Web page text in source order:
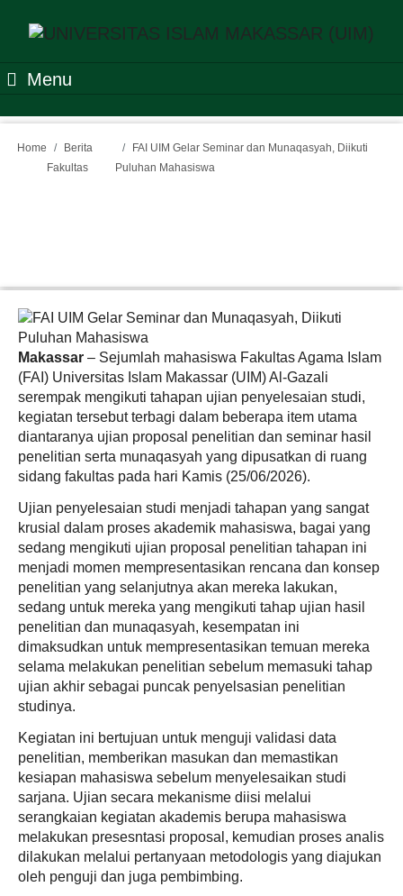
Menu
Home
Berita
Fakultas
FAI UIM Gelar Seminar dan Munaqasyah, Diikuti
Puluhan Mahasiswa
Makassar – Sejumlah mahasiswa Fakultas Agama Islam
(FAI) Universitas Islam Makassar (UIM) Al-Gazali
serempak mengikuti tahapan ujian penyelesaian studi,
kegiatan tersebut terbagi dalam beberapa item utama
diantaranya ujian proposal penelitian dan seminar hasil
penelitian serta munaqasyah yang dipusatkan di ruang
sidang fakultas pada hari Kamis (25/06/2026).
Ujian penyelesaian studi menjadi tahapan yang sangat
krusial dalam proses akademik mahasiswa, bagai yang
sedang mengikuti ujian proposal penelitian tahapan ini
menjadi momen mempresentasikan rencana dan konsep
penelitian yang selanjutnya akan mereka lakukan,
sedang untuk mereka yang mengikuti tahap ujian hasil
penelitian dan munaqasyah, kesempatan ini
dimaksudkan untuk mempresentasikan temuan mereka
selama melakukan penelitian sebelum memasuki tahap
ujian akhir sebagai puncak penyelsasian penelitian
studinya.
Kegiatan ini bertujuan untuk menguji validasi data
penelitian, memberikan masukan dan memastikan
kesiapan mahasiswa sebelum menyelesaikan studi
sarjana. Ujian secara mekanisme diisi melalui
serangkaian kegiatan akademis berupa mahasiswa
melakukan presesntasi proposal, kemudian proses analis
dilakukan melalui pertanyaan metodologis yang diajukan
oleh penguji dan juga pembimbing.